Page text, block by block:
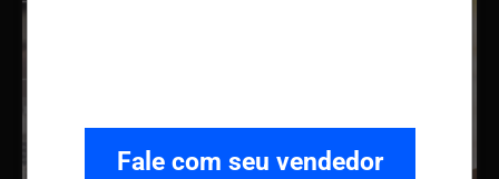
Fale com seu vendedor